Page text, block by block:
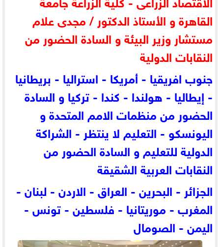
القاهرة و الأستاذ الدكتور / مجدى علام
مستشار وزير البيئة و السادة الحضور من
النقابات الدولية
جنوب افريقيا - أمريكا - استراليا - بريطانيا
- إيطاليا - هولندا - كندا - تركيا و السادة
الحضور من منظمات الامم المتحدة و
اليونسكو - التعليم لا ينتظر - الشراكة
الدولية للتعليم و السادة الحضور من
النقابات العربية الشقيقة
الجزائر - البحرين - العراق - الاردن - لبنان -
المغرب - موريتانيا - فلسطين - تونس -
اليمن - الصومال